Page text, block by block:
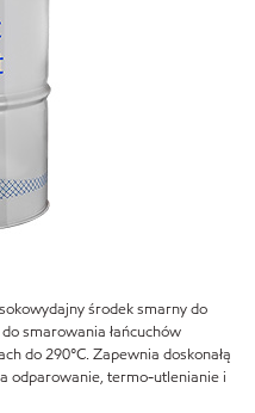
środek smarny do
smarowania łańcuchów
do 290°C. Zapewnia doskonałą
odparowanie, termo-utlenianie i